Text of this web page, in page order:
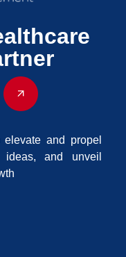
and propel
and unveil